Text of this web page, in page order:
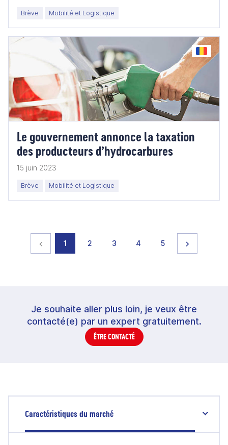
Brève Mobilité et Logistique
Le gouvernement annonce la taxation
des producteurs d’hydrocarbures
15 juin 2023
Brève Mobilité et Logistique
Page précédente
page
1 page
2 page
3 page
4 page
5
Je souhaite aller plus loin, je veux être
contacté(e) par un expert gratuitement.
ÊTRE CONTACTÉ
Caractéristiques du marché